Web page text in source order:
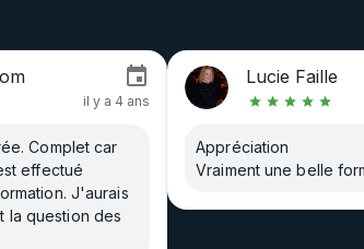
il y a 4 ans
Complet car
effectué
J'aurais
la question des
Lucie Faille
Appréciation
Vraiment une belle